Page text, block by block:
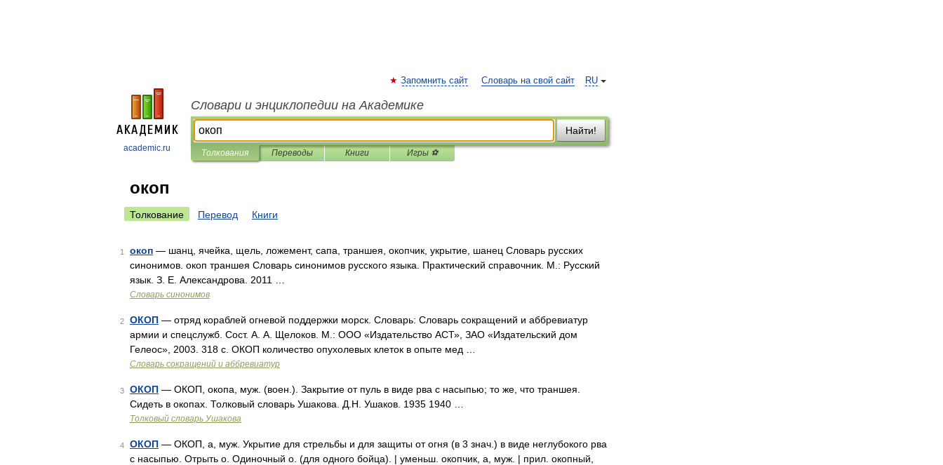
academic.ru
RU
Запомнить сайт Словарь на свой сайт
Словари и энциклопедии на Академике
Найти!
Толкования Переводы Книги Игры ⚽
окоп
Толкование Перевод Книги
1 окоп — шанц, ячейка, щель, ложемент, сапа, траншея, окопчик, укрытие, шанец Словарь русских
синонимов. окоп траншея Словарь синонимов русского языка. Практический справочник. М.: Русский
язык. З. Е. Александрова. 2011 …
Словарь синонимов
2 ОКОП — отряд кораблей огневой поддержки морск. Словарь: Словарь сокращений и аббревиатур
армии и спецслужб. Сост. А. А. Щелоков. М.: ООО «Издательство АСТ», ЗАО «Издательский дом
Гелеос», 2003. 318 с. ОКОП количество опухолевых клеток в опыте мед …
Словарь сокращений и аббревиатур
3 ОКОП — ОКОП, окопа, муж. (воен.). Закрытие от пуль в виде рва с насыпью; то же, что траншея.
Сидеть в окопах. Толковый словарь Ушакова. Д.Н. Ушаков. 1935 1940 …
Толковый словарь Ушакова
4 ОКОП — ОКОП, а, муж. Укрытие для стрельбы и для защиты от огня (в 3 знач.) в виде неглубокого рва
с насыпью. Отрыть о. Одиночный о. (для одного бойца). | уменьш. окопчик, а, муж. | прил. окопный,